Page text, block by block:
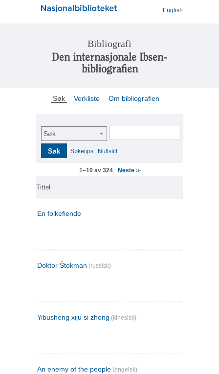
English
Bibliografi
Den internasjonale Ibsen-
bibliografien
Søk Verkliste Om bibliografien
Søk
Søk Søketips Nullstill
1–10 av 324 Neste >>
Tittel
En folkefiende
Doktor Štokman (russisk)
Yibusheng xiju si zhong (kinesisk)
An enemy of the people (engelsk)